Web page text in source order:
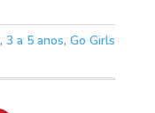
, 3 a 5 anos, Go Girls